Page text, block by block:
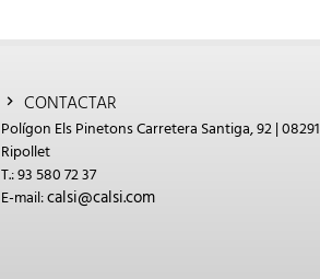
CONTACTAR
Polígon Els Pinetons Carretera Santiga, 92 | 08291
Ripollet
T.: 93 580 72 37
E-mail:calsi@calsi.com